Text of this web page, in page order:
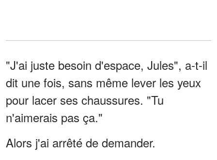
"J'ai juste besoin d'espace, Jules", a-t-il
dit une fois, sans même lever les yeux
pour lacer ses chaussures. "Tu
n'aimerais pas ça."
Alors j'ai arrêté de demander.